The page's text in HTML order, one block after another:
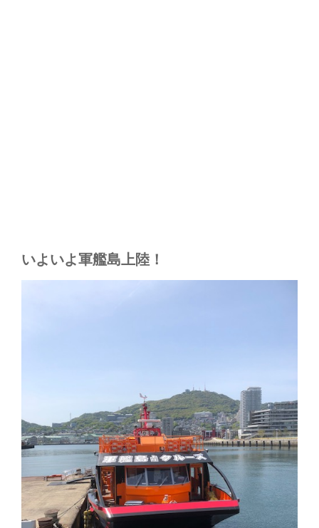
いよいよ軍艦島上陸！